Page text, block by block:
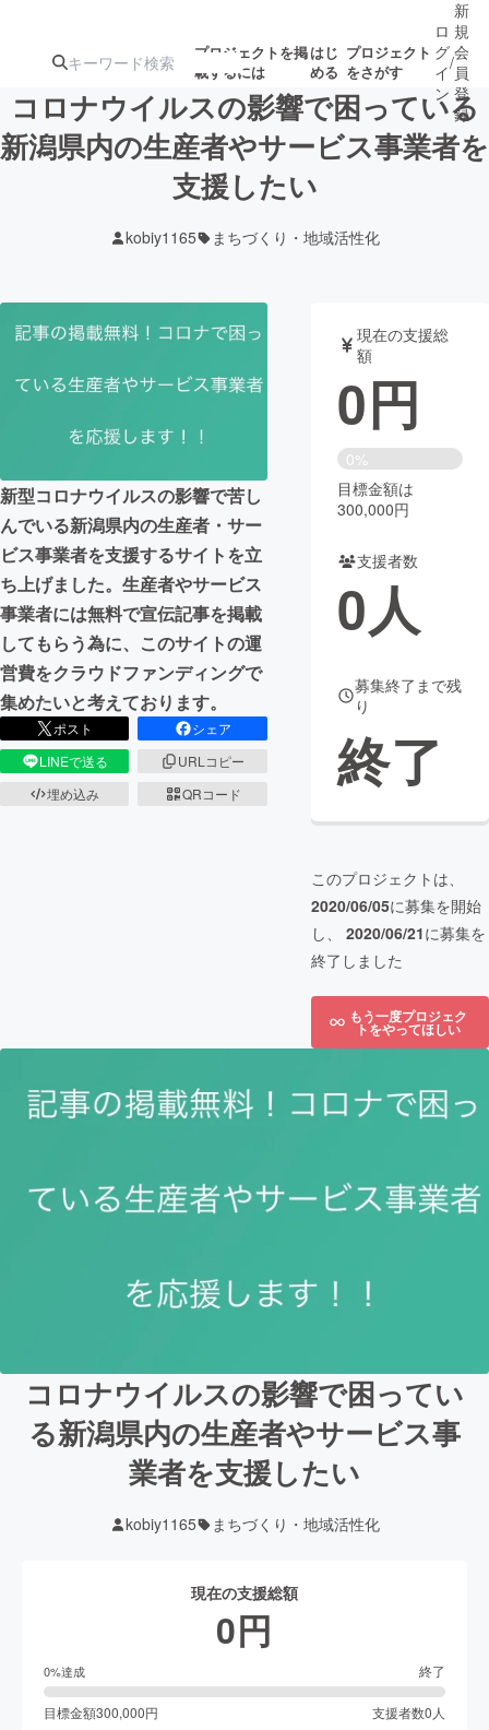
プロジェクトを掲
載するには
はじ
める
プロジェクト
をさがす
注目の新着プロ募集終了が近いプ
書籍・雑誌
チャレンジ
まちづくり・地域活性化
CAMPFIRE for Social Good
CAMPFIRE Creation
CAMPFIREふるさと納税machi-ya コミュニティ
ロ
グ
イ
ン
/
新
規
会
員
登
録
コロナウイルスの影響で困っている
新潟県内の生産者やサービス事業者を
支援したい
kobiy1165 まちづくり・地域活性化
新型コロナウイルスの影響で苦し
んでいる新潟県内の生産者・サー
ビス事業者を支援するサイトを立
ち上げました。生産者やサービス
事業者には無料で宣伝記事を掲載
してもらう為に、このサイトの運
営費をクラウドファンディングで
集めたいと考えております。
ポスト
シェア
LINEで送る
URLコピー
埋め込み
QRコード
現在の支援総
額
0円
0%
目標金額は
300,000円
支援者数
0人
募集終了まで残
り
終了
このプロジェクトは、
2020/06/05に募集を開始
し、 2020/06/21に募集を
終了しました
もう一度プロジェク
トをやってほしい
コロナウイルスの影響で困ってい
る新潟県内の生産者やサービス事
業者を支援したい
kobiy1165 まちづくり・地域活性化
現在の支援総額
0円
0%達成 終了
目標金額300,000円 支援者数0人